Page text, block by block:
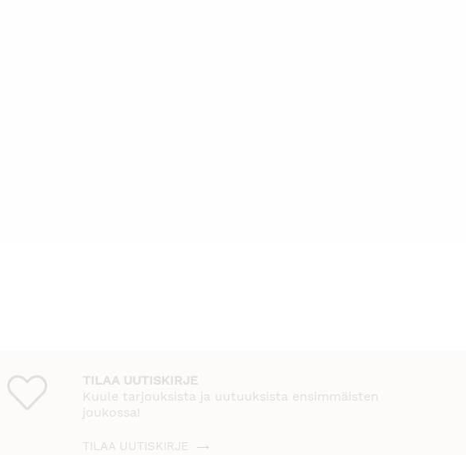
TILAA UUTISKIRJE
Kuule tarjouksista ja uutuuksista ensimmäisten
joukossa!
TILAA UUTISKIRJE